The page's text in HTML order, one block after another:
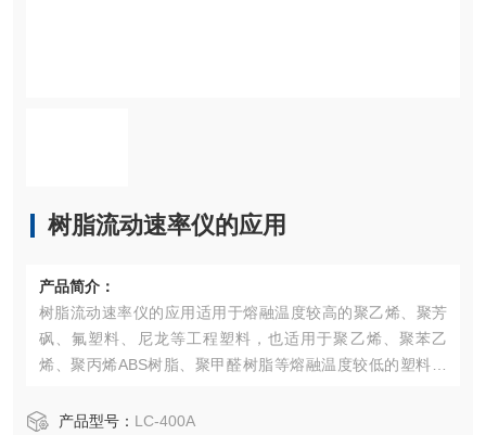
树脂流动速率仪的应用
产品简介：
树脂流动速率仪的应用适用于熔融温度较高的聚乙烯、聚芳
砜、氟塑料、尼龙等工程塑料，也适用于聚乙烯、聚苯乙
烯、聚丙烯ABS树脂、聚甲醛树脂等熔融温度较低的塑料测
产品型号： LC-400A